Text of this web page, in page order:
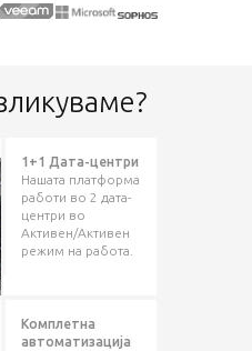
1+1 Дата-центри
Нашата платформа
работи во 2 дата-
центри во
Активен/Активен
режим на работа.
Комплетна
автоматизација